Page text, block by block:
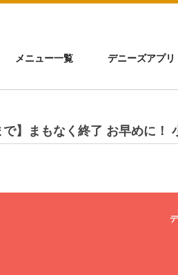
メニュー一覧 デニーズアプリ
で】まもなく終了 お早めに